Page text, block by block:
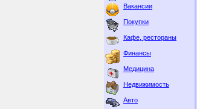
Вакансии
Покупки
Кафе, рестораны
Финансы
Медицина
Недвижимость
Авто